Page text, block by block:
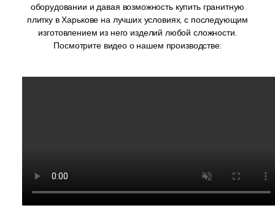
оборудовании и давая возможность купить гранитную
плитку в Харькове на лучших условиях, с последующим
изготовлением из него изделий любой сложности.
Посмотрите видео о нашем производстве: